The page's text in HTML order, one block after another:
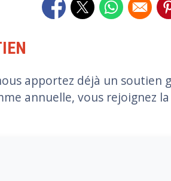
Opens in a new window
Opens in a new
Opens in a
apportez déjà un
annuelle, vous rejoignez